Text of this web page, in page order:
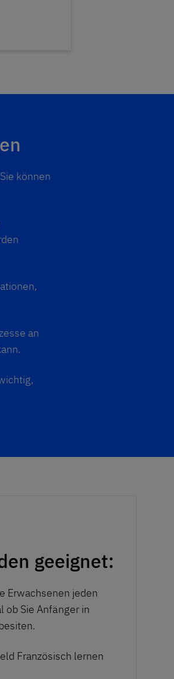
können
an
geeignet:
Erwachsenen jeden
ob Sie Anfänger in
Französisch lernen